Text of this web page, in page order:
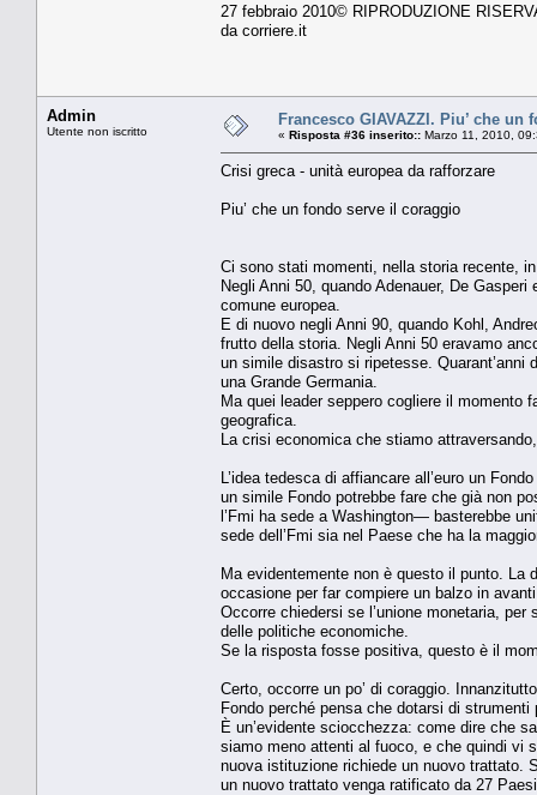
27 febbraio 2010© RIPRODUZIONE
da corriere.it
Admin
Utente non iscritto
Francesco GIAVAZZI. Piu’ che
« Risposta #36 inserito:: Marzo 11, 2010,
Crisi greca - unità europea da rafforzare
Piu’ che un fondo serve il coraggio
Ci sono stati momenti, nella storia recente,
Negli Anni 50, quando Adenauer, De
comune europea.
E di nuovo negli Anni 90, quando Kohl,
frutto della storia. Negli Anni 50 eravamo
un simile disastro si ripetesse. Quarant’anni
una Grande Germania.
Ma quei leader seppero cogliere il momento
geografica.
La crisi economica che stiamo
L’idea tedesca di affiancare all’euro un
un simile Fondo potrebbe fare che già non
l’Fmi ha sede a Washington— basterebbe
sede dell’Fmi sia nel Paese che ha la
Ma evidentemente non è questo il punto. La
occasione per far compiere un balzo in
Occorre chiedersi se l’unione monetaria,
delle politiche economiche.
Se la risposta fosse positiva, questo è il
Certo, occorre un po’ di coraggio.
Fondo perché pensa che dotarsi di
È un’evidente sciocchezza: come dire che
siamo meno attenti al fuoco, e che quindi vi
nuova istituzione richiede un nuovo trattato.
un nuovo trattato venga ratificato da 27